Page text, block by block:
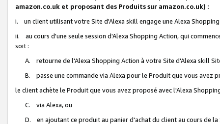
amazon.co.uk et proposant des Produits sur amazon.co.uk) :
i. un client utilisant votre Site d'Alexa skill engage une Alexa
ii. au cours d'une seule session d'Alexa Shopping Action, qui
soit :
A. retourne de l'Alexa Shopping Action à votre Site d'Alexa skill
B. passe une commande via Alexa pour le Produit que vous avez
le client achète le Produit que vous avez proposé avec l'Alexa
C. via Alexa, ou
D. en ajoutant ce produit au panier d'achat du client au cours de